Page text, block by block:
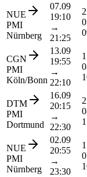
NUE
PMI
Nürnberg
07.09
19:10
→
21:25
CGN
PMI
Köln/Bonn
13.09
19:55
→
22:10
DTM
PMI
Dortmund
16.09
20:15
→
22:30
NUE
PMI
Nürnberg
02.09
20:55
→
23:30